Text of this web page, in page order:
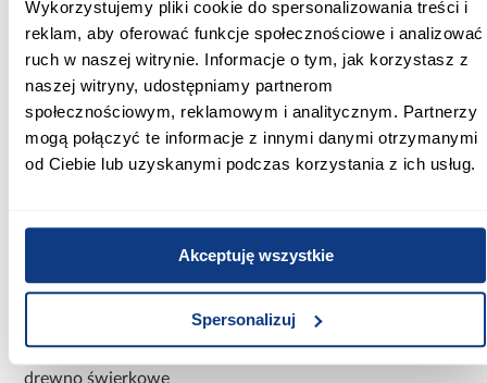
Wykorzystujemy pliki cookie do spersonalizowania treści i
reklam, aby oferować funkcje społecznościowe i analizować
ruch w naszej witrynie. Informacje o tym, jak korzystasz z
naszej witryny, udostępniamy partnerom
społecznościowym, reklamowym i analitycznym. Partnerzy
mogą połączyć te informacje z innymi danymi otrzymanymi
od Ciebie lub uzyskanymi podczas korzystania z ich usług.
Akceptuję wszystkie
Spersonalizuj
Szerokość [cm]:
162,4
Głębokość [cm]:
289,2
275,5
Rodzaj asortymentu:
Materiał wykonania:
drewno świerkowe